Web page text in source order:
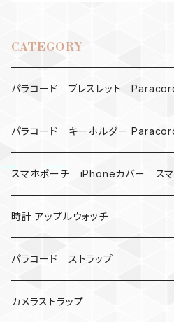
CATEGORY
パラコード ブレスレット
MAD MAX
バックル
バックル無し
シャックル
数珠
パラコード キーホルダー
ハロウィン
コンパス
ベルトループ
クボタン
スマホポーチ iPhoneカバー スマ
楽天ミニ ケース
iPhone
時計 アップルウォッチ
カナビラウォッチ
腕時計
パラコード ストラップ
サバイバルツール
カメラストラップ